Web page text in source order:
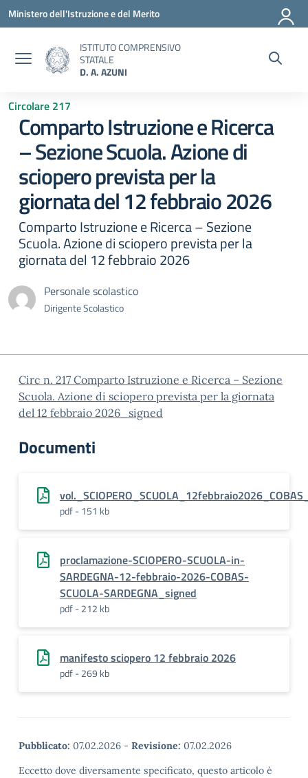
Vai ai contenuti
Vai al menu di navigazione
Vai al footer
Ministero dell'Istruzione e del Merito
ISTITUTO COMPRENSIVO
STATALE
D. A. AZUNI
Circolare 217
Comparto Istruzione e Ricerca
– Sezione Scuola. Azione di
sciopero prevista per la
giornata del 12 febbraio 2026
Comparto Istruzione e Ricerca – Sezione
Scuola. Azione di sciopero prevista per la
giornata del 12 febbraio 2026
Personale scolastico
Dirigente Scolastico
Circ n. 217 Comparto Istruzione e Ricerca – Sezione
Scuola. Azione di sciopero prevista per la giornata
del 12 febbraio 2026_signed
Documenti
pdf - 151 kb
proclamazione-SCIOPERO-SCUOLA-in-
SARDEGNA-12-febbraio-2026-COBAS-
SCUOLA-SARDEGNA_signed
pdf - 212 kb
manifesto sciopero 12 febbraio 2026
pdf - 269 kb
Pubblicato: 07.02.2026 - Revisione: 07.02.2026
Eccetto dove diversamente specificato, questo articolo è